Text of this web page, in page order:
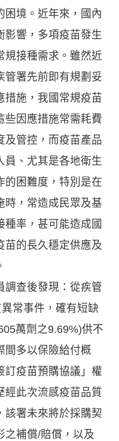
困境。近年來，國內
影響，多項疫苗發生
規接種需求。雖然近
管署先前即有規劃妥
措施，我國常規疫苗
些因應措施常需耗費
及管控，而疫苗產品
員、尤其是各地衛生
的困難度，特別是在
時，常造成民眾及基
種率，甚可能造成國
苗的長久穩定供應及
調查後發現：從疾管
常事件，確有短缺
萬劑之9.69%)供不
間多以保險給付概
訂疫苗預購協議」權
經此次流感疫苗品質
該署未來將於採購契
之補償/賠償，以及